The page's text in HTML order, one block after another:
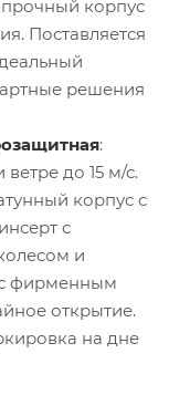
корпус
Поставляется
решения
:
до 15 м/с.
корпус с
с
и
фирменным
открытие.
на дне